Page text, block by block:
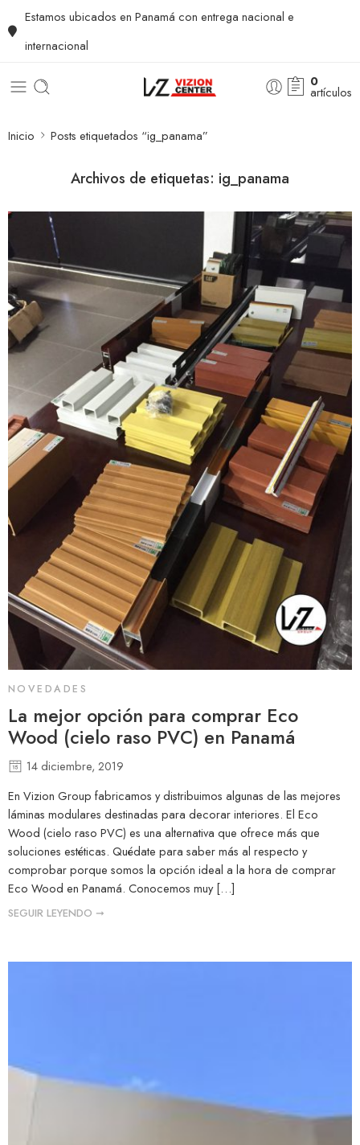
Estamos ubicados en Panamá con entrega nacional e
internacional
0
artículos
Inicio Posts etiquetados “ig_panama”
Archivos de etiquetas: ig_panama
NOVEDADES
La mejor opción para comprar Eco
Wood (cielo raso PVC) en Panamá
14 diciembre, 2019
En Vizion Group fabricamos y distribuimos algunas de las mejores
láminas modulares destinadas para decorar interiores. El Eco
Wood (cielo raso PVC) es una alternativa que ofrece más que
soluciones estéticas. Quédate para saber más al respecto y
comprobar porque somos la opción ideal a la hora de comprar
Eco Wood en Panamá. Conocemos muy […]
SEGUIR LEYENDO ➞